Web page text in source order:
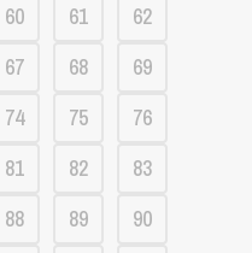
60 61
62
67 68
69
74 75
76
81 82
83
88 89
90